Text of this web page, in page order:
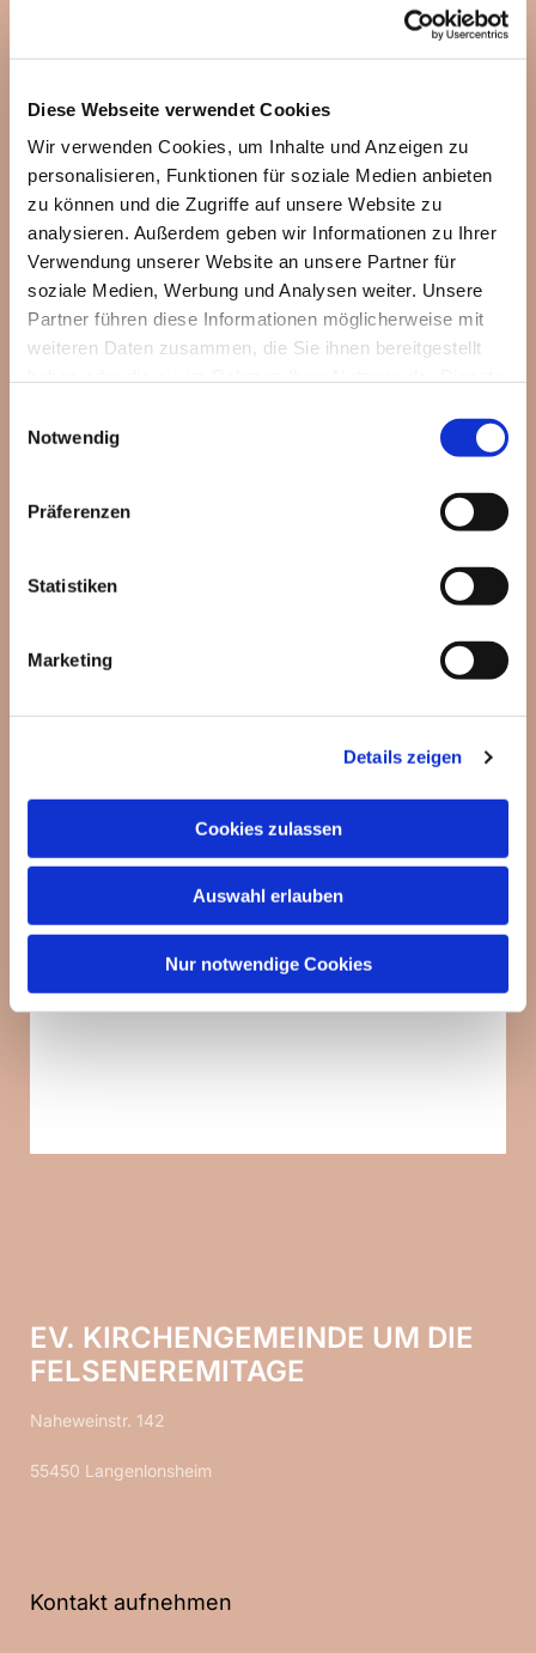
Diese Webseite verwendet Cookies
Wir verwenden Cookies, um Inhalte und Anzeigen zu
personalisieren, Funktionen für soziale Medien anbieten
zu können und die Zugriffe auf unsere Website zu
analysieren. Außerdem geben wir Informationen zu Ihrer
Verwendung unserer Website an unsere Partner für
soziale Medien, Werbung und Analysen weiter. Unsere
Partner führen diese Informationen möglicherweise mit
weiteren Daten zusammen, die Sie ihnen bereitgestellt
Notwendig
Präferenzen
Statistiken
Marketing
Details zeigen
Cookies zulassen
Auswahl erlauben
Nur notwendige Cookies
Dies könnte Sie auch
EV. KIRCHENGEMEINDE UM DIE
FELSENEREMITAGE
Naheweinstr. 142
55450 Langenlonsheim
Kontakt aufnehmen